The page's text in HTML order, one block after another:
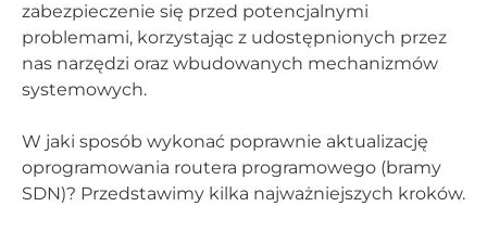
zabezpieczenie się przed potencjalnymi
problemami, korzystając z udostępnionych przez
nas narzędzi oraz wbudowanych mechanizmów
systemowych.
W jaki sposób wykonać poprawnie aktualizację
oprogramowania routera programowego (bramy
SDN)? Przedstawimy kilka najważniejszych kroków.